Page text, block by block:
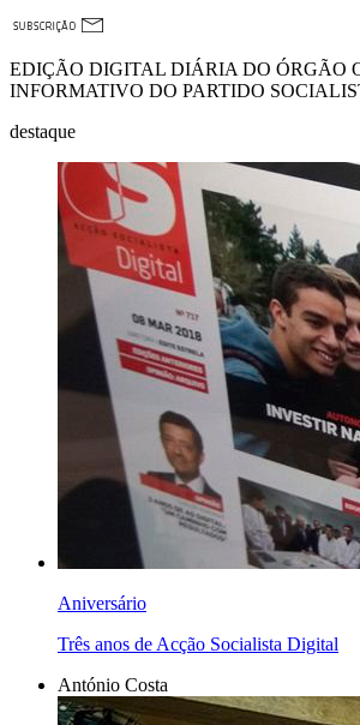
EDIÇÃO DIGITAL DIÁRIA DO ÓRGÃO
INFORMATIVO DO PARTIDO
destaque
Aniversário
Três anos de Acção Socialista Digital
António Costa